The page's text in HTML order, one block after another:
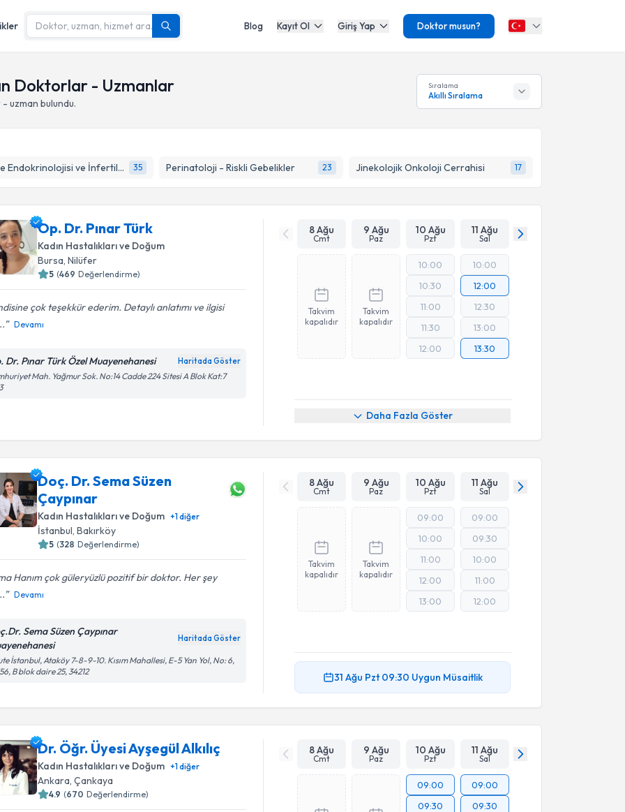
Blog Kayıt Ol Giriş Yap Doktor musun?
Doktorlar - Uzmanlar
uzman bulundu.
Sıralama
Akıllı Sıralama
Üreme Endokrinolojisi ve İnfertilite 35 Perinatoloji - Riskli Gebelikler 23 Jinekolojik Onkoloji Cerrahisi 17
Op. Dr. Pınar Türk
Kadın Hastalıkları ve Doğum
Bursa,Nilüfer
5 (469 Değerlendirme)
çok teşekkür ederim. Detaylı anlatımı ve ilgisi
Devamı
Dr. Pınar Türk Özel Muayenehanesi Haritada Göster
Mah. Yağmur Sok. No:14 Cadde 224 Sitesi A Blok Kat:7
8 Ağu
Cmt
9 Ağu
Paz
10 Ağu
Pzt
11 Ağu
Sal
Takvim
kapalıdır
Takvim
kapalıdır
10:00
10:30
11:00
11:30
12:00
10:00
12:00
12:30
13:00
13:30
Daha Fazla Göster
Doç. Dr. Sema Süzen
Çaypınar
Kadın Hastalıkları ve Doğum +1diğer
İstanbul ,Bakırköy
5 (328 Değerlendirme)
Hanım çok güleryüzlü pozitif bir doktor. Her şey
Devamı
Sema Süzen Çaypınar
Haritada Göster
İstanbul, Ataköy 7-8-9-10. Kısım Mahallesi, E-5 Yan Yol, No: 6,
B blok daire 25, 34212
8 Ağu
Cmt
9 Ağu
Paz
10 Ağu
Pzt
11 Ağu
Sal
Takvim
kapalıdır
Takvim
kapalıdır
09:00
10:00
11:00
12:00
13:00
09:00
09:30
10:00
11:00
12:00
31 Ağu Pzt 09:30 Uygun Müsaitlik
Dr. Öğr. Üyesi Ayşegül Alkılıç
Kadın Hastalıkları ve Doğum +1diğer
Ankara ,Çankaya
4.9 (670 Değerlendirme)
8 Ağu
Cmt
9 Ağu
Paz
10 Ağu
Pzt
11 Ağu
Sal
09:00
09:30
09:00
09:30